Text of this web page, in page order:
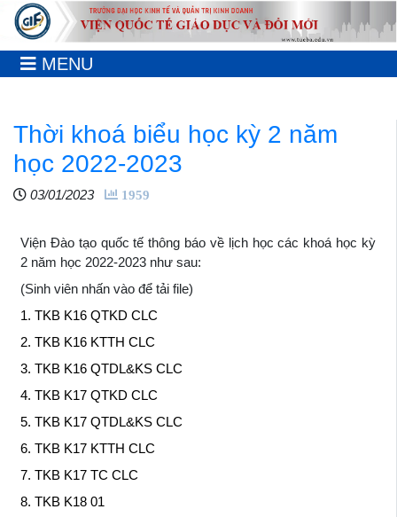
MENU
Thời khoá biểu học kỳ 2 năm
học 2022-2023
03/01/2023 1959
Viện Đào tạo quốc tế thông báo về lịch học các khoá học kỳ
2 năm học 2022-2023 như sau:
(Sinh viên nhấn vào để tải file)
1. TKB K16 QTKD CLC
2. TKB K16 KTTH CLC
3. TKB K16 QTDL&KS CLC
4. TKB K17 QTKD CLC
5. TKB K17 QTDL&KS CLC
6. TKB K17 KTTH CLC
7. TKB K17 TC CLC
8. TKB K18 01